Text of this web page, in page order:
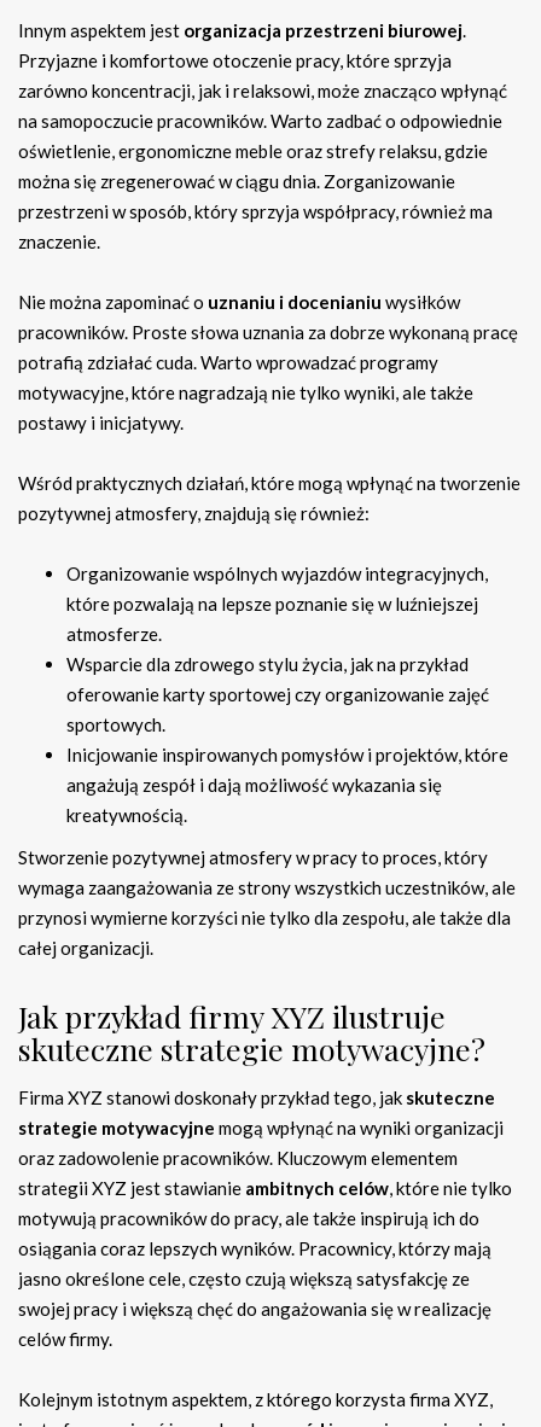
Innym aspektem jest organizacja przestrzeni biurowej.
Przyjazne i komfortowe otoczenie pracy, które sprzyja
zarówno koncentracji, jak i relaksowi, może znacząco wpłynąć
na samopoczucie pracowników. Warto zadbać o odpowiednie
oświetlenie, ergonomiczne meble oraz strefy relaksu, gdzie
można się zregenerować w ciągu dnia. Zorganizowanie
przestrzeni w sposób, który sprzyja współpracy, również ma
znaczenie.
Nie można zapominać o uznaniu i docenianiu wysiłków
pracowników. Proste słowa uznania za dobrze wykonaną pracę
potrafią zdziałać cuda. Warto wprowadzać programy
motywacyjne, które nagradzają nie tylko wyniki, ale także
postawy i inicjatywy.
Wśród praktycznych działań, które mogą wpłynąć na tworzenie
pozytywnej atmosfery, znajdują się również:
Organizowanie wspólnych wyjazdów integracyjnych,
które pozwalają na lepsze poznanie się w luźniejszej
atmosferze.
Wsparcie dla zdrowego stylu życia, jak na przykład
oferowanie karty sportowej czy organizowanie zajęć
sportowych.
Inicjowanie inspirowanych pomysłów i projektów, które
angażują zespół i dają możliwość wykazania się
kreatywnością.
Stworzenie pozytywnej atmosfery w pracy to proces, który
wymaga zaangażowania ze strony wszystkich uczestników, ale
przynosi wymierne korzyści nie tylko dla zespołu, ale także dla
całej organizacji.
Jak przykład firmy XYZ ilustruje
skuteczne strategie motywacyjne?
Firma XYZ stanowi doskonały przykład tego, jak skuteczne
strategie motywacyjne mogą wpłynąć na wyniki organizacji
oraz zadowolenie pracowników. Kluczowym elementem
strategii XYZ jest stawianie ambitnych celów, które nie tylko
motywują pracowników do pracy, ale także inspirują ich do
osiągania coraz lepszych wyników. Pracownicy, którzy mają
jasno określone cele, często czują większą satysfakcję ze
swojej pracy i większą chęć do angażowania się w realizację
celów firmy.
Kolejnym istotnym aspektem, z którego korzysta firma XYZ,